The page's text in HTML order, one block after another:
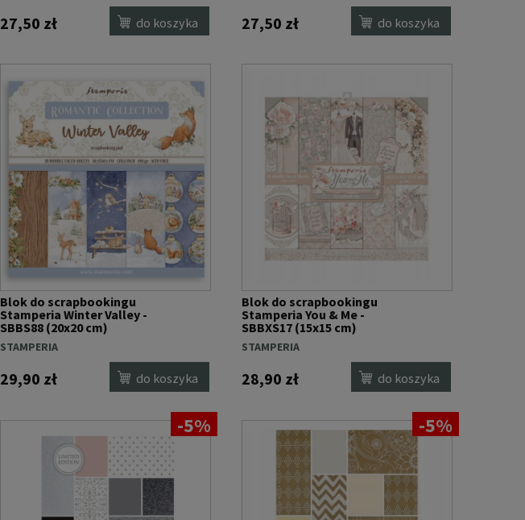
27,50 zł do koszyka 27,50 zł do koszyka
Blok do scrapbookingu
Stamperia Winter Valley -
SBBS88 (20x20 cm)
STAMPERIA
29,90 zł do koszyka
Blok do scrapbookingu
Stamperia You & Me -
SBBXS17 (15x15 cm)
STAMPERIA
28,90 zł do koszyka
-5% -5%